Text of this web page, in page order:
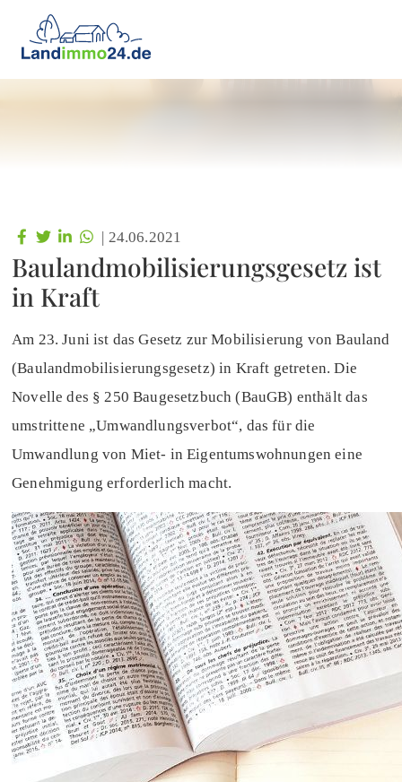
| 24.06.2021
Baulandmobilisierungsgesetz ist
in Kraft
Am 23. Juni ist das Gesetz zur Mobilisierung von Bauland
(Baulandmobilisierungsgesetz) in Kraft getreten. Die
Novelle des § 250 Baugesetzbuch (BauGB) enthält das
umstrittene „Umwandlungsverbot“, das für die
Umwandlung von Miet- in Eigentumswohnungen eine
Genehmigung erforderlich macht.